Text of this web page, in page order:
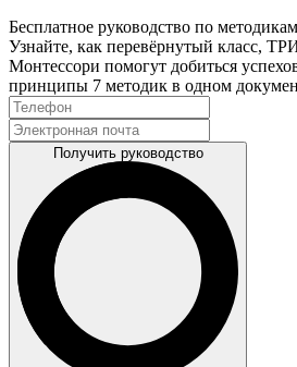
Бесплатное руководство по
Узнайте, как перевёрнутый класс,
Монтессори помогут добиться
принципы 7 методик в одном
Получить руководство